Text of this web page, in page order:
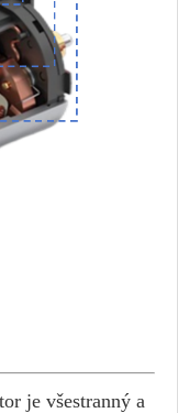
je všestranný a